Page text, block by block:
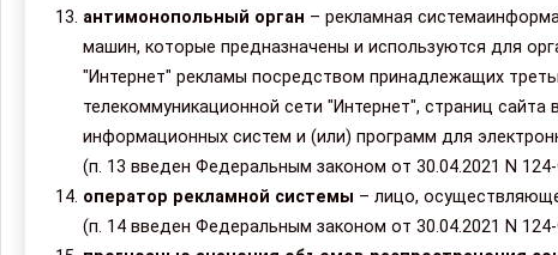
антимонопольный орган – рекламная
машин, которые предназначены и используются для
"Интернет" рекламы посредством принадлежащих
телекоммуникационной сети "Интернет", страниц
информационных систем и (или) программ для
(п. 13 введен Федеральным законом от 30.04.2021 N
оператор рекламной системы – лицо,
(п. 14 введен Федеральным законом от 30.04.2021 N